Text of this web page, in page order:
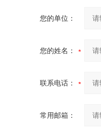
您的单位：
您的姓名：
联系电话：
常用邮箱：